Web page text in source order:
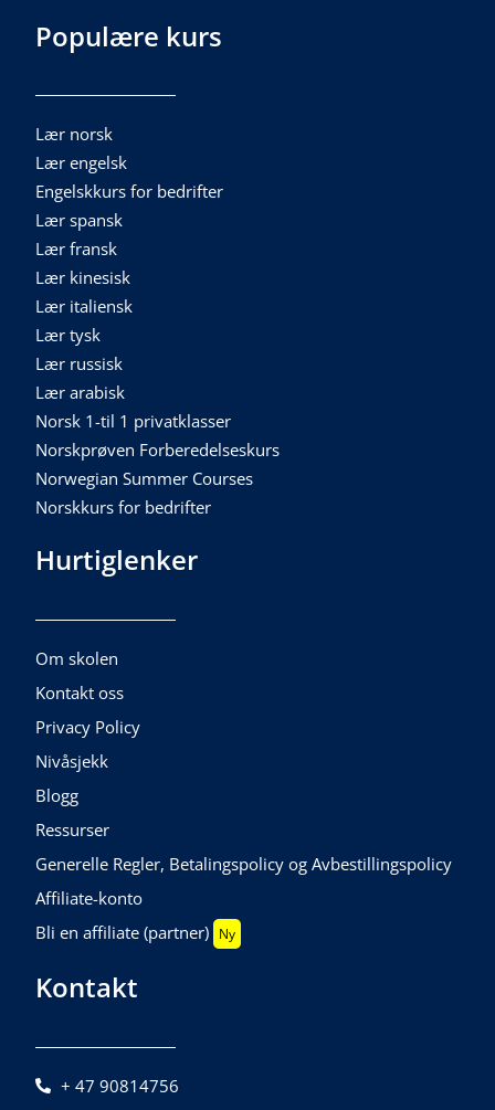
Populære kurs
Lær norsk
Lær engelsk
Engelskkurs for bedrifter
Lær spansk
Lær fransk
Lær kinesisk
Lær italiensk
Lær tysk
Lær russisk
Lær arabisk
Norsk 1-til 1 privatklasser
Norskprøven Forberedelseskurs
Norwegian Summer Courses
Norskkurs for bedrifter
Hurtiglenker
Om skolen
Kontakt oss
Privacy Policy
Nivåsjekk
Blogg
Ressurser
Generelle Regler, Betalingspolicy og Avbestillingspolicy
Affiliate-konto
Bli en affiliate (partner) Ny
Kontakt
+ 47 90814756